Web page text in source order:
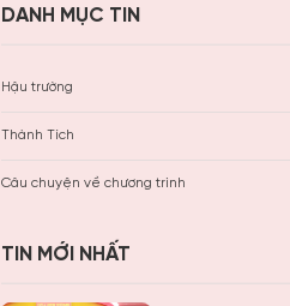
DANH MỤC TIN
Hậu trường
Thành Tích
Câu chuyện về chương trình
TIN MỚI NHẤT